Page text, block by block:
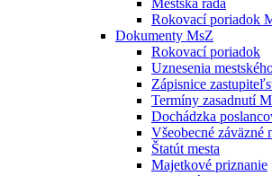
Mestská rada
Rokovací poriadok
Dokumenty MsZ
Rokovací poriadok
Uznesenia
Zápisnice
Termíny zasadnutí
Dochádzka
Všeobecné záväzné
Štatút mesta
Majetkové priznanie